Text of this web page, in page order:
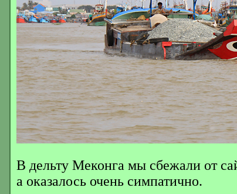
В дельту Меконга мы сбежали от
а оказалось очень симпатично.